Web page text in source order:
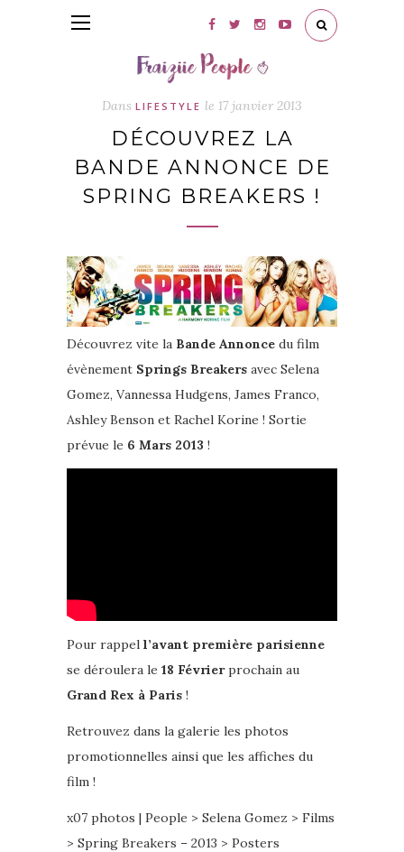
Dans LIFESTYLE le 17 janvier 2013
DÉCOUVREZ LA
BANDE ANNONCE DE
SPRING BREAKERS !
Découvrez vite la Bande Annonce du film
évènement Springs Breakers avec Selena
Gomez, Vannessa Hudgens, James Franco,
Ashley Benson et Rachel Korine ! Sortie
prévue le 6 Mars 2013 !
Pour rappel l’avant première parisienne
se déroulera le 18 Févrierprochain au
Grand Rex à Paris !
Retrouvez dans la galerie les photos
promotionnelles ainsi que les affiches du
film !
x07 photos | People > Selena Gomez > Films
> Spring Breakers – 2013 > Posters